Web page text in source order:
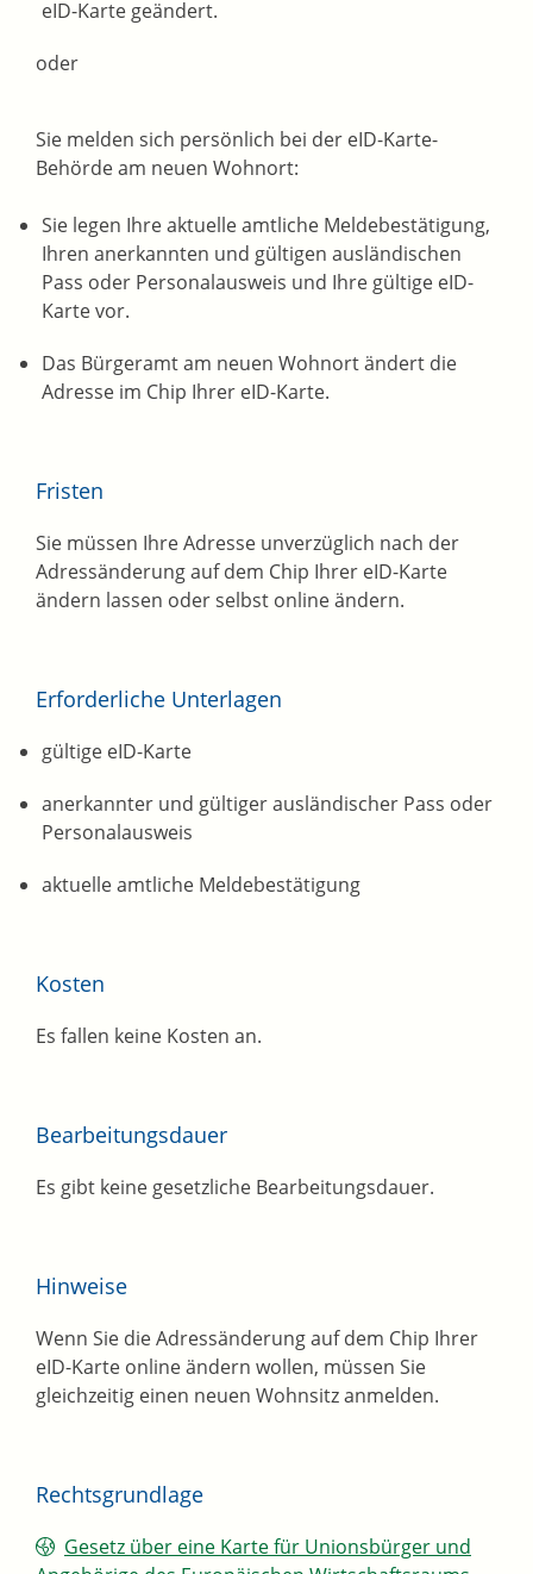
eID-Karte geändert.
oder
Sie melden sich persönlich bei der eID-Karte-
Behörde am neuen Wohnort:
Sie legen Ihre aktuelle amtliche Meldebestätigung,
Ihren anerkannten und gültigen ausländischen
Pass oder Personalausweis und Ihre gültige eID-
Karte vor.
Das Bürgeramt am neuen Wohnort ändert die
Adresse im Chip Ihrer eID-Karte.
Fristen
Sie müssen Ihre Adresse unverzüglich nach der
Adressänderung auf dem Chip Ihrer eID-Karte
ändern lassen oder selbst online ändern.
Erforderliche Unterlagen
gültige eID-Karte
anerkannter und gültiger ausländischer Pass oder
Personalausweis
aktuelle amtliche Meldebestätigung
Kosten
Es fallen keine Kosten an.
Bearbeitungsdauer
Es gibt keine gesetzliche Bearbeitungsdauer.
Hinweise
Wenn Sie die Adressänderung auf dem Chip Ihrer
eID-Karte online ändern wollen, müssen Sie
gleichzeitig einen neuen Wohnsitz anmelden.
Rechtsgrundlage
Gesetz über eine Karte für Unionsbürger und